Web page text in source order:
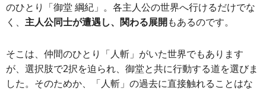
のひとり「御堂 綱紀」。各主人公の世界へ行けるだけでな
く、 主人公同士が遭遇し、関わる展開もあるのです。
そこは、仲間のひとり「人斬」がいた世界でもあります
が、選択肢で2択を迫られ、御堂と共に行動する道を選びま
した。そのためか、「人斬」の過去に直接触れることはな